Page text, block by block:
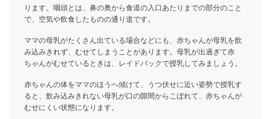
ります。咽頭とは、鼻の奥から食道の入口あたりまでの部分のこと
で、空気や飲食したものの通り道です。
ママの母乳がたくさん出ている場合などにも、赤ちゃんが母乳を飲
み込みきれず、むせてしまうことがあります。母乳が出過ぎて赤
ちゃんがむせているときは、レイドバックで授乳してみましょう。
赤ちゃんの体をママのほうへ傾けて、うつ伏せに近い姿勢で授乳す
ると、飲み込みきれない母乳が口の隙間からこぼれて、赤ちゃんが
むせにくい状態になります。